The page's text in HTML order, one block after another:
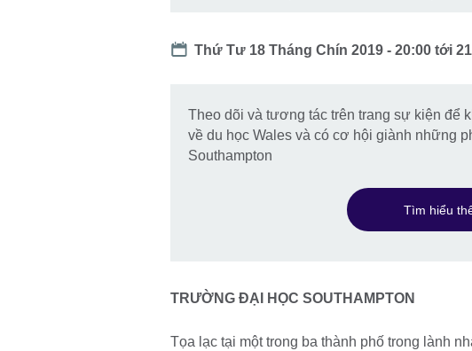
Date
Thứ Tư 18 Tháng Chín 2019 -20:00 tới
Theo dõi và tương tác trên trang sự kiện để
về du học Wales và có cơ hội giành những
Southampton
Tìm hiểu
TRƯỜNG ĐẠI HỌC SOUTHAMPTON
Tọa lạc tại một trong ba thành phố trong lành